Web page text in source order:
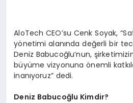
AloTech CEO’su Cenk Soyak,
yönetimi alanında değerli bir
Deniz Babucoğlu’nun,
büyüme vizyonuna önemli
inanıyoruz” dedi.
Deniz Babucoğlu Kimdir?